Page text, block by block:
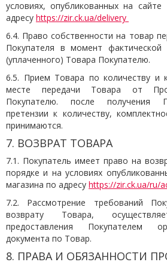
условиях, опубликованных на сайте
адресу https://zir.ck.ua/delivery
6.4. Право собственности на товар
Покупателя в момент фактической
(уплаченного) Товара Покупателю.
6.5. Прием Товара по количеству и
месте передачи Товара от
Покупателю. после получения
претензии к количеству,
принимаются.
7. ВОЗВРАТ ТОВАРА
7.1. Покупатель имеет право на
порядке и на условиях
магазина по адресу https://zir.ck.ua/ru/
7.2. Рассмотрение требований
возврату Товара,
предоставления Покупателем
документа по Товар.
8. ПРАВА И ОБЯЗАННОСТИ